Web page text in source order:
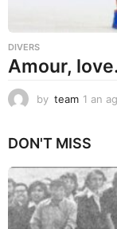
DIVERS
Amour,
by team 1 an
DON'T MISS